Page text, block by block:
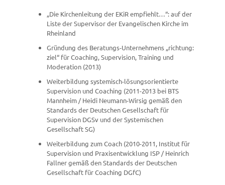
„Die Kirchenleitung der EKiR empfiehlt…“: auf der
Liste der Supervisor der Evangelischen Kirche im
Rheinland
Gründung des Beratungs-Unternehmens „richtung:
ziel“ für Coaching, Supervision, Training und
Moderation (2013)
Weiterbildung systemisch-lösungsorientierte
Supervision und Coaching (2011-2013 bei BTS
Mannheim / Heidi Neumann-Wirsig gemäß den
Standards der Deutschen Gesellschaft für
Supervision DGSv und der Systemischen
Gesellschaft SG)
Weiterbildung zum Coach (2010-2011, Institut für
Supervision und Praxisentwicklung ISP / Heinrich
Fallner gemäß den Standards der Deutschen
Gesellschaft für Coaching DGfC)